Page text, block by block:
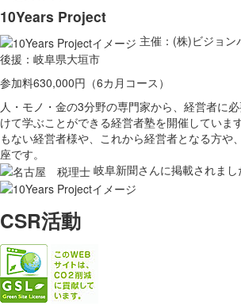
10Years Project
主催：(株)ビジョン
後援：岐阜県大垣市
参加料630,000円（6カ月コース）
人・モノ・金の3分野の専門家から、経営者に
けて学ぶことができる経営者塾を開催していま
もない経営者様や、これから経営者となる方や
座です。
岐阜新聞さんに掲載されまし
CSR活動